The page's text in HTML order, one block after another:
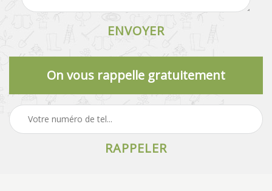
On vous rappelle gratuitement